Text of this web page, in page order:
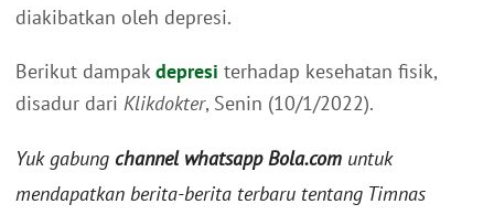
diakibatkan oleh depresi.
Berikut dampak depresi terhadap kesehatan fisik,
disadur dari Klikdokter, Senin (10/1/2022).
Yuk gabung channel whatsapp Bola.com untuk
mendapatkan berita-berita terbaru tentang Timnas